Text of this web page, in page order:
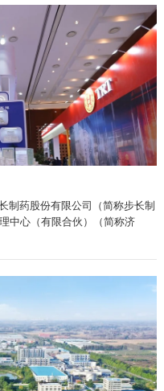
制药股份有限公司（简称步长制
中心（有限合伙）（简称济